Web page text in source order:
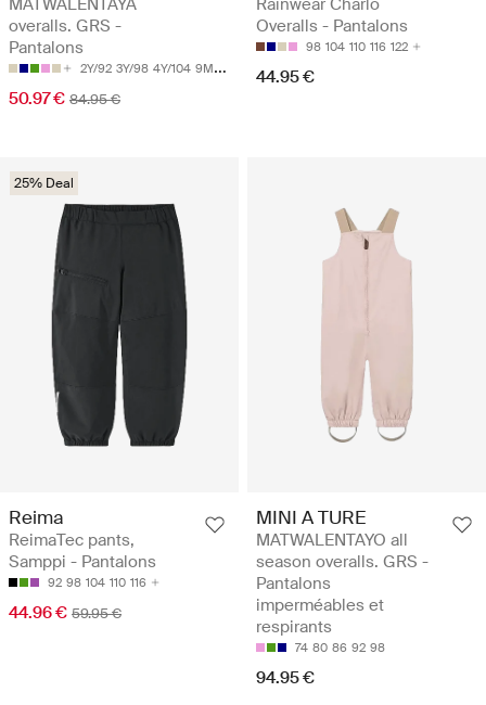
MATWALENTAYA
overalls. GRS -
Pantalons
2Y/92 3Y/98 4Y/104 9M/74 12M/80
50.97 € 84.95 €
Rainwear Charlo
Overalls - Pantalons
98 104 110 116 122
44.95 €
25% Deal
Reima
ReimaTec pants,
Samppi - Pantalons
92 98 104 110 116
44.96 € 59.95 €
MINI A TURE
MATWALENTAYO all
season overalls. GRS -
Pantalons
imperméables et
respirants
74 80 86 92 98
94.95 €